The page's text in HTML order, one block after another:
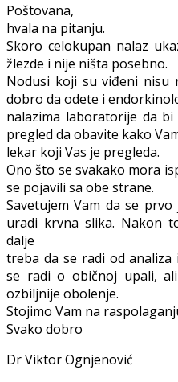
Poštovana,
hvala na pitanju.
Skoro celokupan nalaz
žlezde i nije ništa posebno.
Nodusi koji su viđeni nisu
dobro da odete i
nalazima laboratorije da
pregled da obavite kako
lekar koji Vas je pregleda.
Ono što se svakako mora
se pojavili sa obe strane.
Savetujem Vam da se
uradi krvna slika. Nakon
dalje
treba da se radi od analiza
se radi o običnoj upali,
ozbiljnije obolenje.
Stojimo Vam na
Svako dobro
Dr Viktor Ognjenović